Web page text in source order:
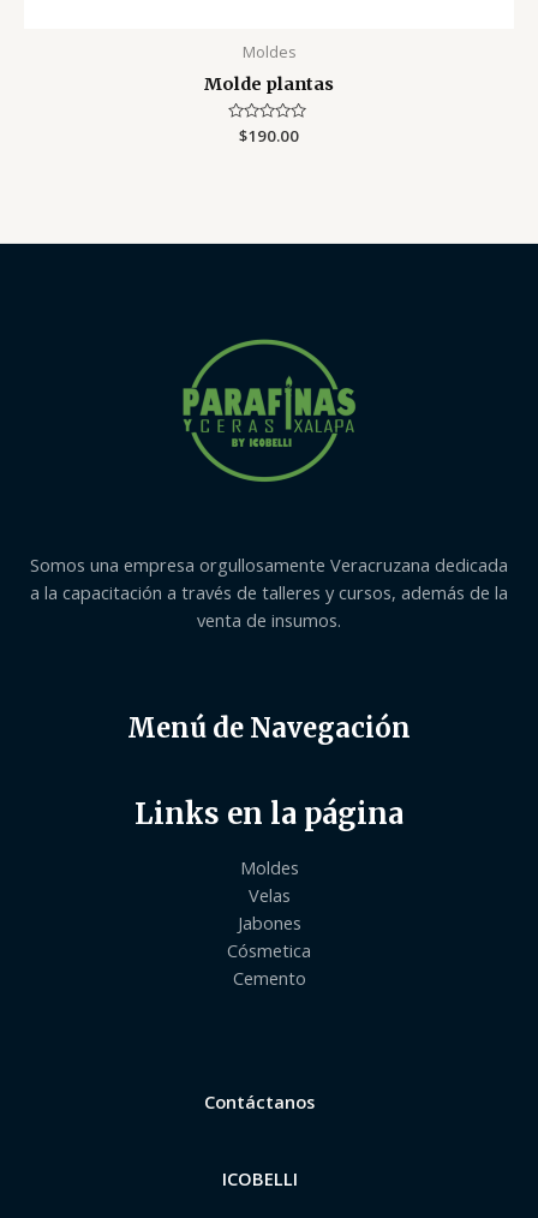
Moldes
Molde plantas
Valorado
$190.00
Somos una empresa orgullosamente Veracruzana dedicada
a la capacitación a través de talleres y cursos, además de la
venta de insumos.
Menú de Navegación
Links en la página
Moldes
Velas
Jabones
Cósmetica
Cemento
Contáctanos
ICOBELLI